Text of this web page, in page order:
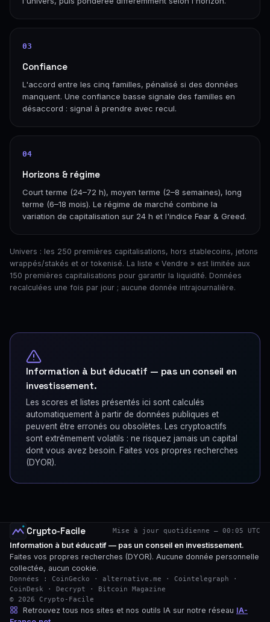
03
Confiance
L'accord entre les cinq familles, pénalisé si des données
manquent. Une confiance basse signale des familles en
désaccord : signal à prendre avec recul.
04
Horizons & régime
Court terme (24–72 h), moyen terme (2–8 semaines), long
terme (6–18 mois). Le régime de marché combine la
variation de capitalisation sur 24 h et l'indice Fear & Greed.
Univers : les 250 premières capitalisations, hors stablecoins, jetons
wrappés/stakés et or tokenisé. La liste « Vendre » est limitée aux
150 premières capitalisations pour garantir la liquidité. Données
recalculées une fois par jour ; aucune donnée intrajournalière.
Information à but éducatif — pas un conseil en
investissement.
Les scores et listes présentés ici sont calculés
automatiquement à partir de données publiques et
peuvent être erronés ou obsolètes. Les cryptoactifs
sont extrêmement volatils : ne risquez jamais un capital
dont vous avez besoin. Faites vos propres recherches
(DYOR).
Crypto-Facile Mise à jour quotidienne — 00:05 UTC
Information à but éducatif — pas un conseil en investissement.
Faites vos propres recherches (DYOR). Aucune donnée personnelle
collectée, aucun cookie.
Données : CoinGecko · alternative.me · Cointelegraph ·
CoinDesk · Decrypt · Bitcoin Magazine
© 2026 Crypto-Facile
Retrouvez tous nos sites et nos outils IA sur notre réseau IA-